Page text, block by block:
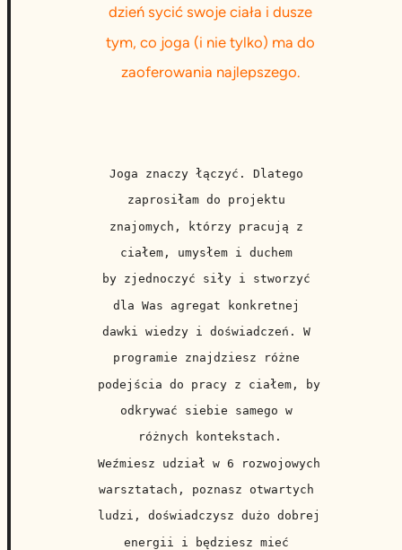
dzień sycić swoje ciała i dusze
tym, co joga (i nie tylko) ma do
zaoferowania najlepszego.
Joga znaczy łączyć. Dlatego
zaprosiłam do projektu
znajomych, którzy pracują z
ciałem, umysłem i duchem
by zjednoczyć siły i stworzyć
dla Was agregat konkretnej
dawki wiedzy i doświadczeń. W
programie znajdziesz różne
podejścia do pracy z ciałem, by
odkrywać siebie samego w
różnych kontekstach.
Weźmiesz udział w 6 rozwojowych
warsztatach, poznasz otwartych
ludzi, doświadczysz dużo dobrej
energii i będziesz mieć